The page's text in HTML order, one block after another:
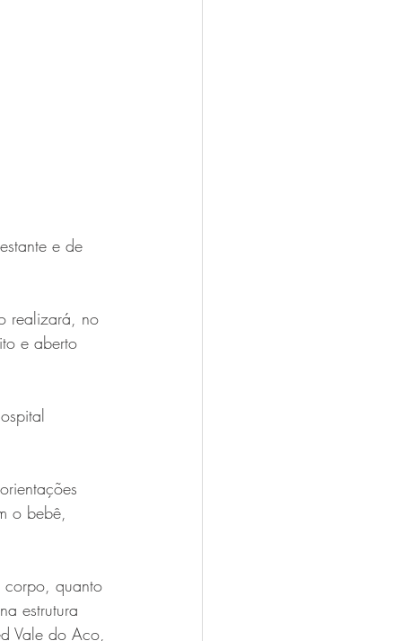
e de
realizará, no
e aberto
o bebê,
corpo, quanto
estrutura
Vale do Aço,